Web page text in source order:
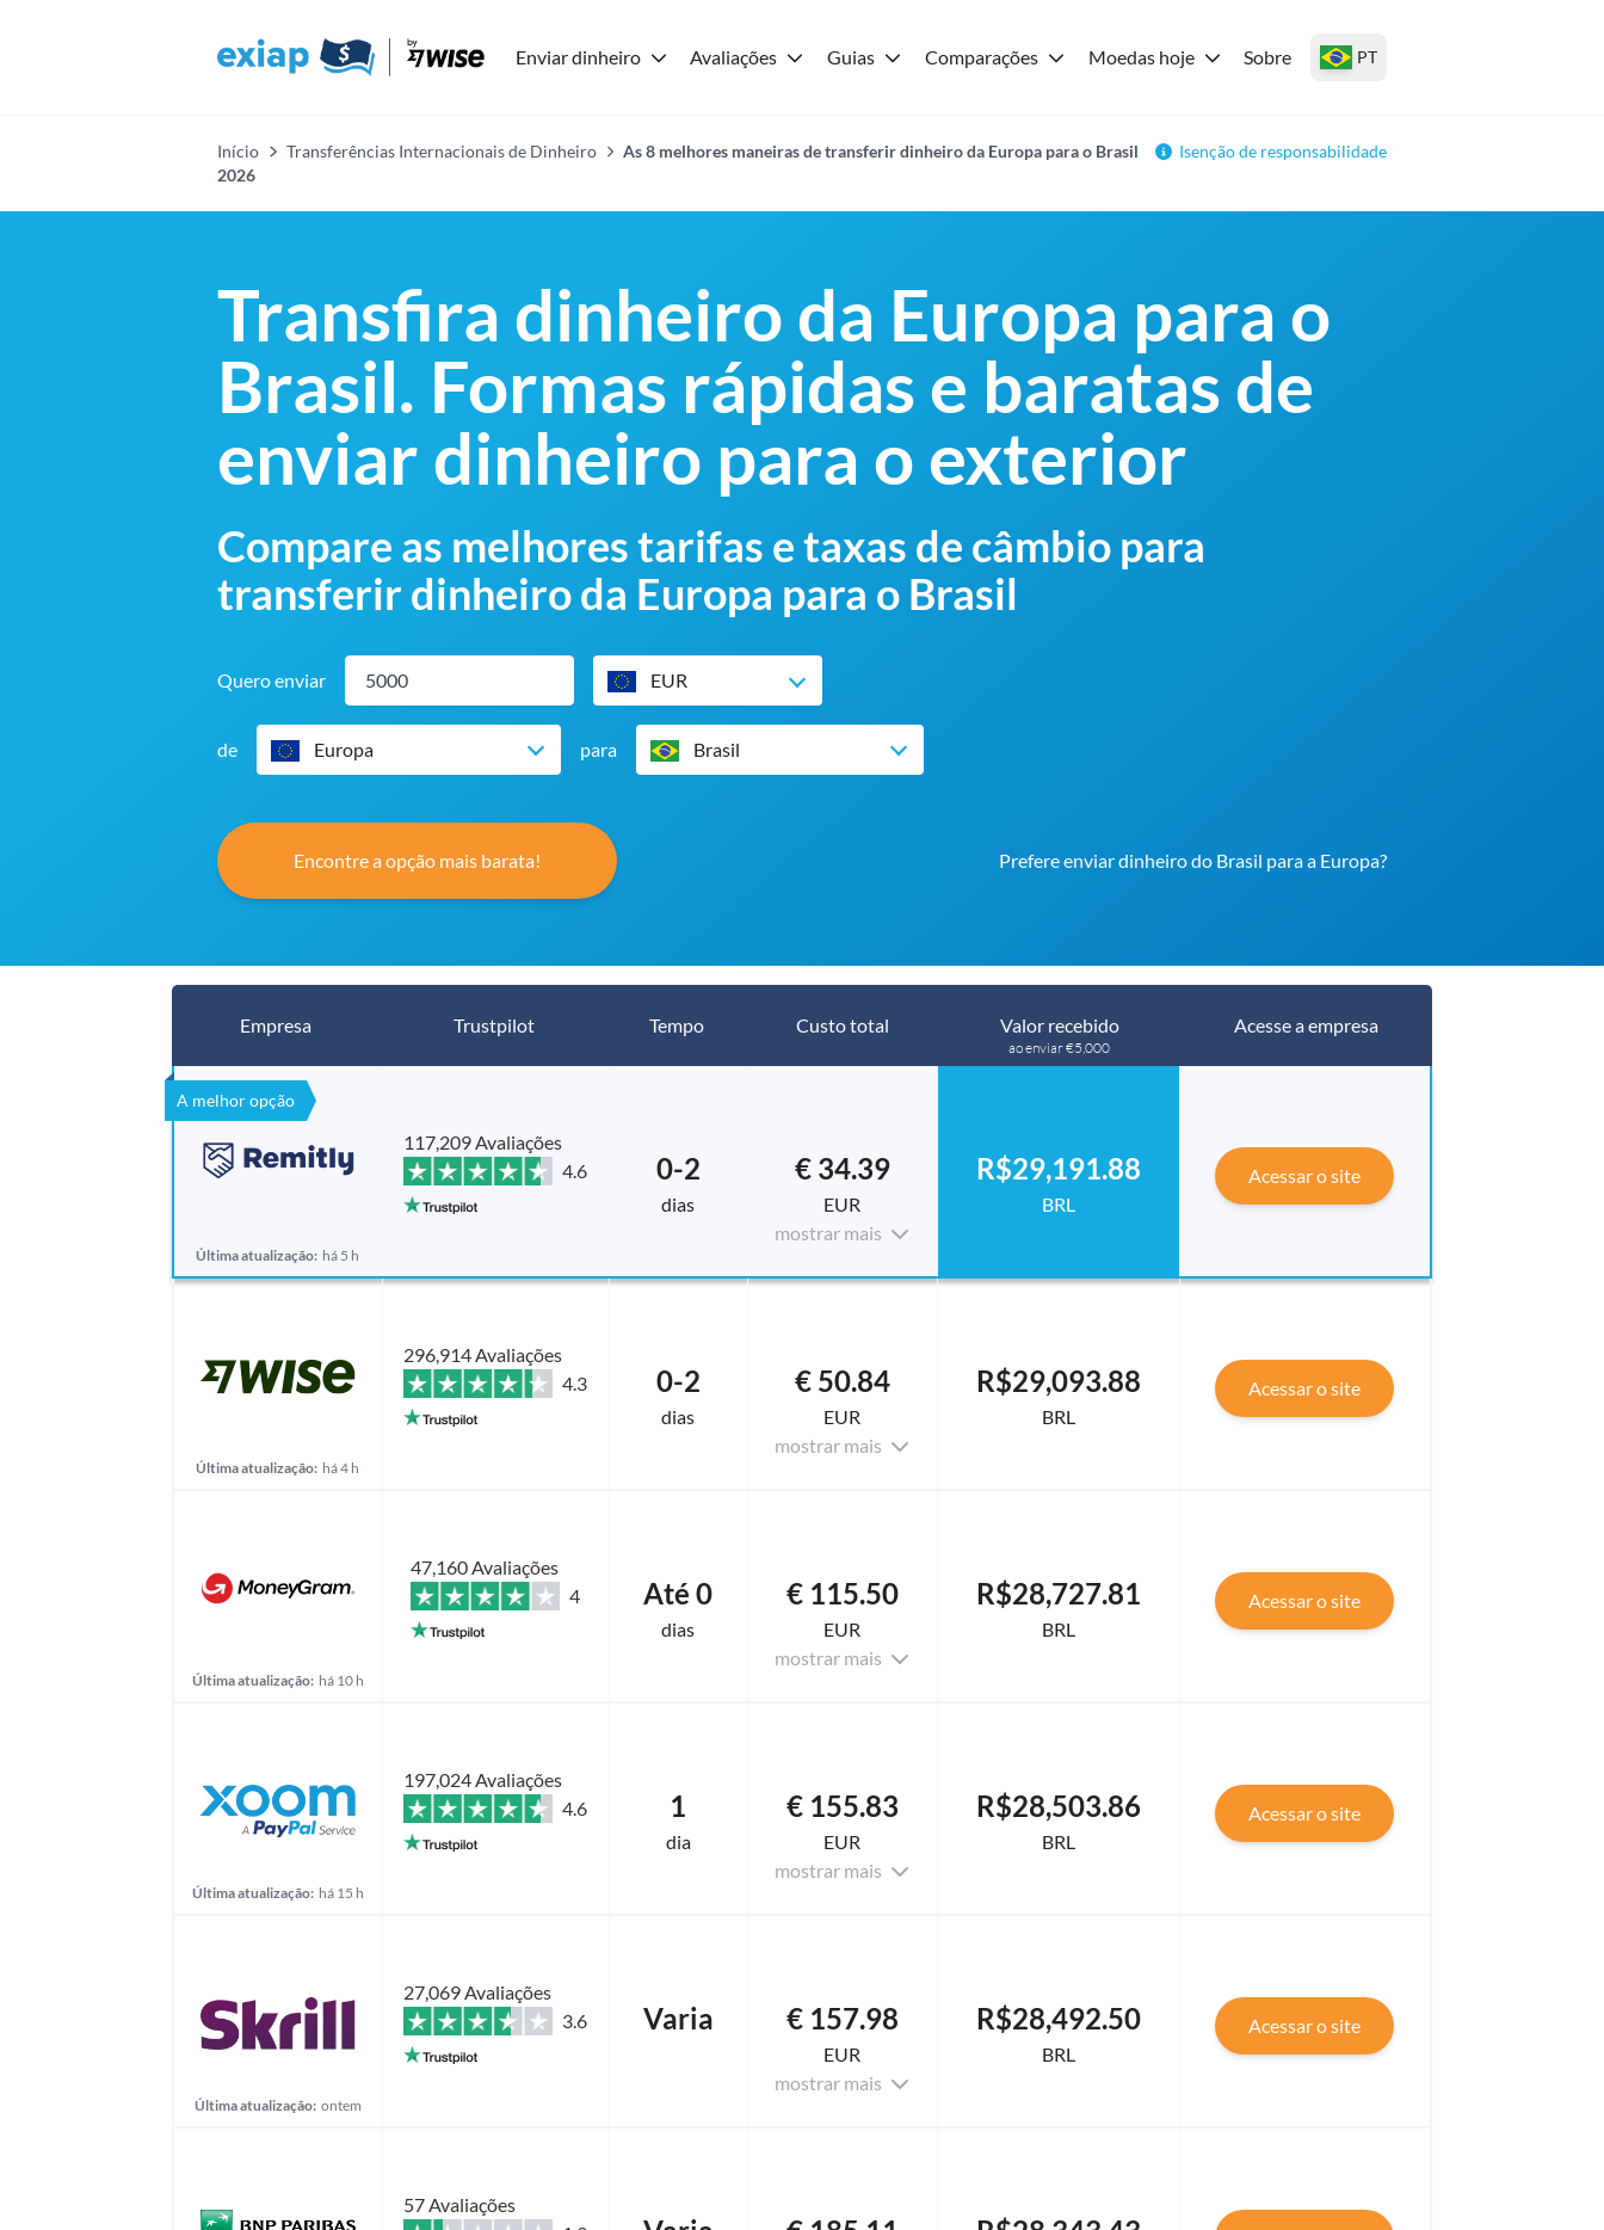
Enviar dinheiro Avaliações Guias Comparações Moedas hoje Sobre PT
Início Transferências Internacionais de Dinheiro
As 8 melhores maneiras de transferir dinheiro da Europa para o Brasil
2026
Isenção de responsabilidade
Transfira dinheiro da Europa para o
Brasil. Formas rápidas e baratas de
enviar dinheiro para o exterior
Compare as melhores tarifas e taxas de câmbio para
transferir dinheiro da Europa para o Brasil
Quero enviar EUR
de Europa para Brasil
Encontre a opção mais barata! Prefere enviar dinheiro do Brasil para a Europa?
Empresa Trustpilot Tempo Custo total Valor recebido
ao enviar €5,000
Acesse a empresa
A melhor opção
Última atualização: há 5 h
117,209 Avaliações
4.6
0-2
dias
€ 34.39
EUR
mostrar mais
R$29,191.88
BRL
Acessar o site
Última atualização: há 4 h
296,914 Avaliações
4.3
0-2
dias
€ 50.84
EUR
mostrar mais
R$29,093.88
BRL
Acessar o site
Última atualização: há 10 h
47,160 Avaliações
4
Até 0
dias
€ 115.50
EUR
mostrar mais
R$28,727.81
BRL
Acessar o site
Última atualização: há 15 h
197,024 Avaliações
4.6
1
dia
€ 155.83
EUR
mostrar mais
R$28,503.86
BRL
Acessar o site
Última atualização: ontem
27,069 Avaliações
3.6
Varia € 157.98
EUR
mostrar mais
R$28,492.50
BRL
Acessar o site
57 Avaliações